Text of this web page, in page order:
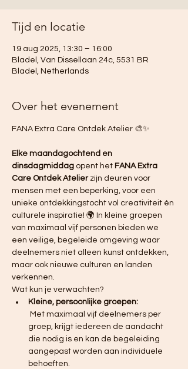
Tijd en locatie
19 aug 2025, 13:30 – 16:00
Bladel, Van Dissellaan 24c, 5531 BR
Bladel, Netherlands
Over het evenement
FANA Extra Care Ontdek Atelier 🎨✨
Elke maandagochtend en
dinsdagmiddag opent het FANA Extra
Care Ontdek Atelier zijn deuren voor
mensen met een beperking, voor een
unieke ontdekkingstocht vol creativiteit én
culturele inspiratie! 🌍 In kleine groepen
van maximaal vijf personen bieden we
een veilige, begeleide omgeving waar
deelnemers niet alleen kunst ontdekken,
maar ook nieuwe culturen en landen
verkennen.
Wat kun je verwachten?
Kleine, persoonlijke groepen:
groep, krijgt iedereen de aandacht
die nodig is en kan de begeleiding
aangepast worden aan individuele
behoeften.